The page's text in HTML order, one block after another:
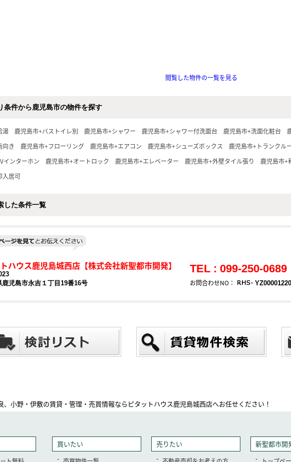
閲覧した物件の一覧を見る
条件から鹿児島市の物件を探す
湯 鹿児島市+バストイレ別 鹿児島市+シャワー 鹿児島市+シャワー付洗面台 鹿児島市+洗面化粧台
向き
鹿児島市+フローリング 鹿児島市+エアコン 鹿児島市+シューズボックス 鹿児島市+トランクル
インターホン
鹿児島市+オートロック 鹿児島市+エレベーター 鹿児島市+外壁タイル張り 鹿児島市+
入居可
した条件一覧
ハウス鹿児島城西店【株式会社新聖都市開発】
鹿児島市永吉１丁目19番16号
TEL : 099-250-0689
お問合わせNO：
、小野・伊敷の賃貸・管理・売買情報ならピタットハウス鹿児島城西店へお任せください！
買いたい 売りたい 新聖都市開